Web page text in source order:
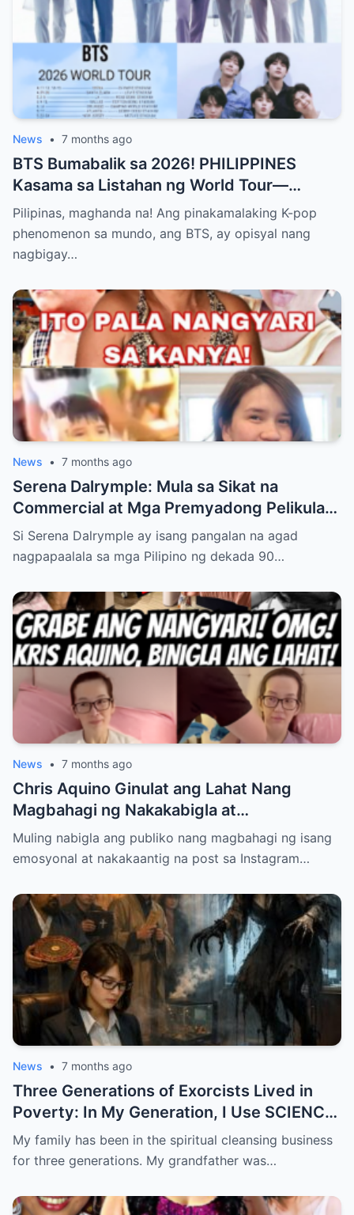
Opisina ng Gobyerno
News • 7 months ago
BTS Bumabalik sa 2026! PHILIPPINES
Kasama sa Listahan ng World Tour—
Magkakaroon ng Eksklusibong Concert sa
Manila! Alamin Kung Paano Naghanda ang
ARMY Para sa Pinakahihintay na Comeback
Bakit Excited ang Bawat Pinoy Fan!”
Pilipinas, maghanda na! Ang pinakamalaking K-pop
phenomenon sa mundo, ang BTS, ay opisyal nang
nagbigay…
News • 7 months ago
Serena Dalrymple: Mula sa Sikat na
Commercial at Mga Premyadong Pelikula
Hanggang sa Buhay na Binaraha ng
Pagkawala ng Mga Magulang Nang Maaga,
Ngunit Ang Tunay na Nakatulong Sa Kanya
Upang Malampasan ang Lahat ng
Pagsubok, Magtagumpay, at Matagpuan
ang Kaligayahan Bilang Isang Ina at Asawa
ay May Lihim na Hindi Pa Alam ng
Nakararami… Tuklasin sa Link sa
Comments…
Si Serena Dalrymple ay isang pangalan na agad
nagpapaalala sa mga Pilipino ng dekada 90…
News • 7 months ago
Chris Aquino Ginulat ang Lahat Nang
Magbahagi ng Nakakabigla at
Nakakalungkot na Update Tungkol sa
Kalagayan ng Kanyang Anak Bimbe—
Alamin ang Buong Detalye na Nagpaiyak at
Nagpagulantang sa Buong Publiko!
Muling nabigla ang publiko nang magbahagi ng isang
emosyonal at nakakaantig na post sa Instagram…
News • 7 months ago
Three Generations of Exorcists Lived in
Poverty: In My Generation, I Use SCIENCE
to Catch Ghosts
My family has been in the spiritual cleansing business
for three generations. My grandfather was…